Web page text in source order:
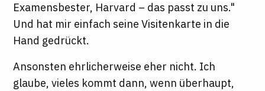
Examensbester, Harvard – das passt zu uns."
Und hat mir einfach seine Visitenkarte in die
Hand gedrückt.
Ansonsten ehrlicherweise eher nicht. Ich
glaube, vieles kommt dann, wenn überhaupt,